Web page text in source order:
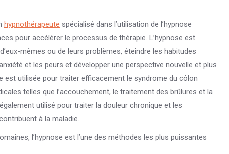
hypnothérapeute spécialisé dans l’utilisation de l’hypnose
pour accélérer le processus de thérapie. L’hypnose est
mêmes ou de leurs problèmes, éteindre les habitudes
et les peurs et développer une perspective nouvelle et plus
est utilisée pour traiter efficacement le syndrome du côlon
telles que l’accouchement, le traitement des brûlures et la
utilisé pour traiter la douleur chronique et les
à la maladie.
l’hypnose est l’une des méthodes les plus puissantes